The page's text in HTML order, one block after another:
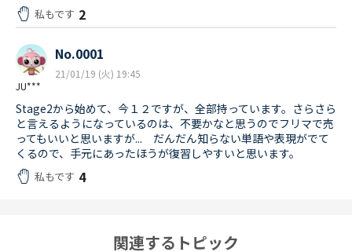
私もです 2
JU***
No.0001
21/01/19 (火) 19:45
Stage2から始めて、今１２ですが、全部持っています。さらさら
と言えるようになっているのは、不要かなと思うのでフリマで売
ってもいいと思いますが... だんだん知らない単語や表現がでて
くるので、手元にあったほうが復習しやすいと思います。
私もです 4
関連するトピック